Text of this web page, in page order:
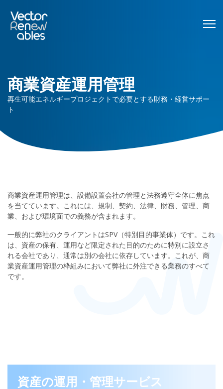
商業資産運用管理
再生可能エネルギープロジェクトで必要とする財務・経営サポー
ト
商業資産運用管理は、設備設置会社の管理と法務遵守全体に焦点
を当てています。これには、規制、契約、法律、財務、管理、商
業、および環境面での義務が含まれます。
一般的に弊社のクライアントはSPV（特別目的事業体）です。これ
は、資産の保有、運用など限定された目的のために特別に設立さ
れる会社であり、通常は別の会社に依存しています。これが、商
業資産運用管理の枠組みにおいて弊社に外注できる業務のすべて
です。
資産の運用・管理サービス